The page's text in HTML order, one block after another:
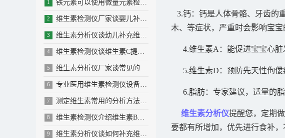
1 铁元素可以使用微量元素检测仪检测么
2 维生素检测仪厂家谈婴儿补充维生素D注意事...
3 维生素分析仪谈幼儿补充维生素AD的重要性
4 维生素检测仪谈维生素C提高免疫力预防感冒...
5 维生素分析仪厂家谈常见的维生素有哪些
6 专业医用维生素检测仪设备品牌厂家有哪些
7 测定维生素常用的分析方法有哪些
8 维生素检测仪介绍维生素B族的相关作用
9 维生素分析仪谈如何补充维生素
3.钙：钙是人体骨骼、牙齿的
木、等症状，严重时会影响宝
4.维生素A：能促进宝宝心脏
5.维生素D：预防先天性佝偻
6.脂肪：专家建议，适量的脂
维生素分析仪提醒您，定期
要都有所增加，优先进行食补